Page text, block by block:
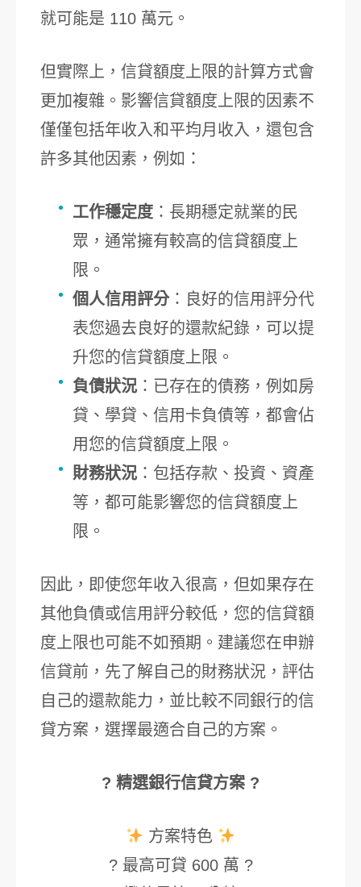
就可能是 110 萬元。
但實際上，信貸額度上限的計算方式會
更加複雜。影響信貸額度上限的因素不
僅僅包括年收入和平均月收入，還包含
許多其他因素，例如：
工作穩定度：長期穩定就業的民
眾，通常擁有較高的信貸額度上
限。
個人信用評分：良好的信用評分代
表您過去良好的還款紀錄，可以提
升您的信貸額度上限。
負債狀況 ：已存在的債務，例如房
貸、學貸、信用卡負債等，都會佔
用您的信貸額度上限。
財務狀況 ：包括存款、投資、資產
等，都可能影響您的信貸額度上
限。
因此，即使您年收入很高，但如果存在
其他負債或信用評分較低，您的信貸額
度上限也可能不如預期。建議您在申辦
信貸前，先了解自己的財務狀況，評估
自己的還款能力，並比較不同銀行的信
貸方案，選擇最適合自己的方案。
? 精選銀行信貸方案 ?
方案特色
? 最高可貸 600 萬 ?